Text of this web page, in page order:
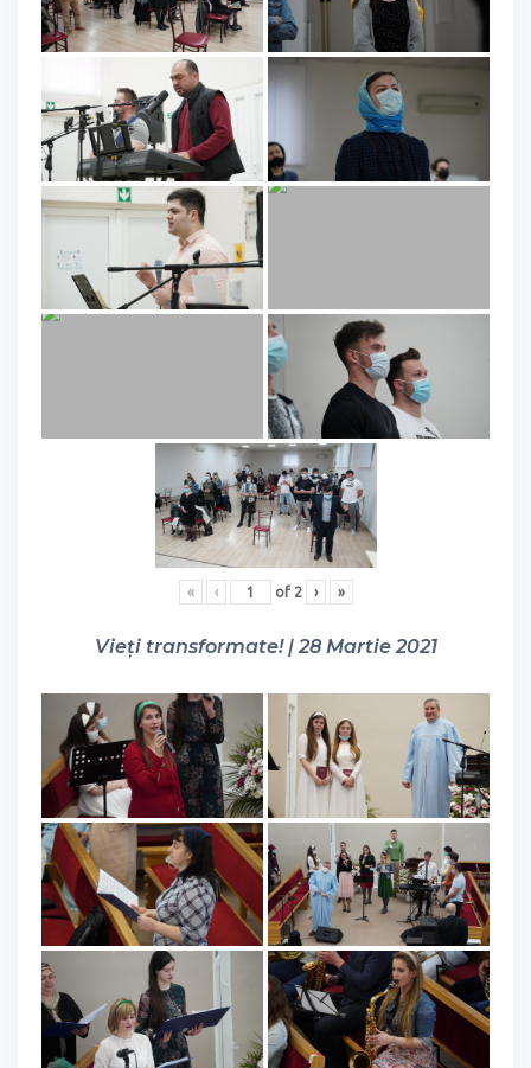
« ‹ of 2 › »
Vieți transformate! | 28 Martie 2021